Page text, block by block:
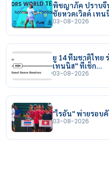
พิชญาภัค ปราบจี
ชัยหวดเวิลด์ เท
03-08-2026
ยู 14 ทีมชาติไทย
เทนนิส" ที่เช็ก…
03-08-2026
"ไรอัน" พ่ายรอบ
03-08-2026